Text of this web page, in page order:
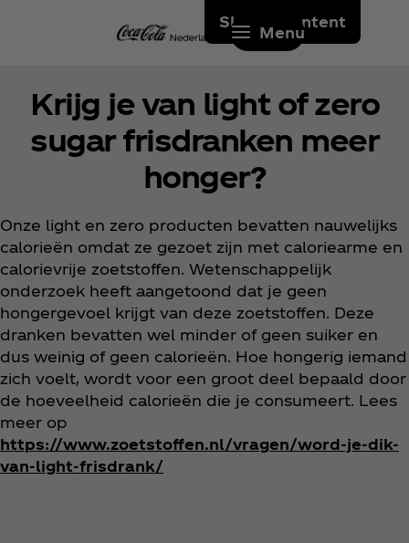
Skip to content
Menu
Krijg je van light of zero
sugar frisdranken meer
honger?
Onze light en zero producten bevatten nauwelijks
calorieën omdat ze gezoet zijn met caloriearme en
calorievrije zoetstoffen. Wetenschappelijk
onderzoek heeft aangetoond dat je geen
hongergevoel krijgt van deze zoetstoffen. Deze
dranken bevatten wel minder of geen suiker en
dus weinig of geen calorieën. Hoe hongerig iemand
zich voelt, wordt voor een groot deel bepaald door
de hoeveelheid calorieën die je consumeert. Lees
meer op
https://www.zoetstoffen.nl/vragen/word-je-dik-
van-light-frisdrank/